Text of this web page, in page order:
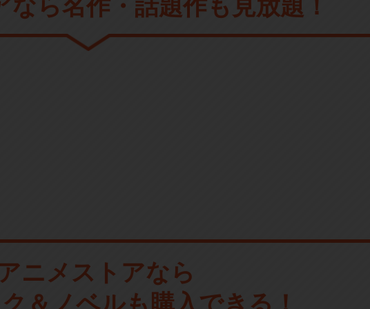
ニメストアなら
＆ノベルも購入できる！